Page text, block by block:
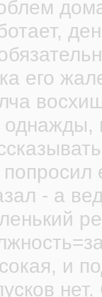
его
- а
и